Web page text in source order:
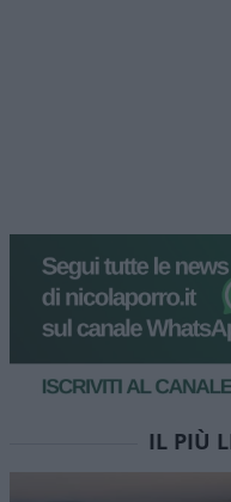
IL PIÙ